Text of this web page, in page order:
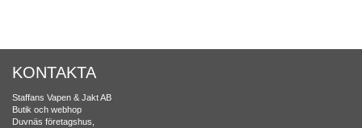
KONTAKTA
Staffans Vapen & Jakt AB
Butik och webhop
Duvnäs företagshus,